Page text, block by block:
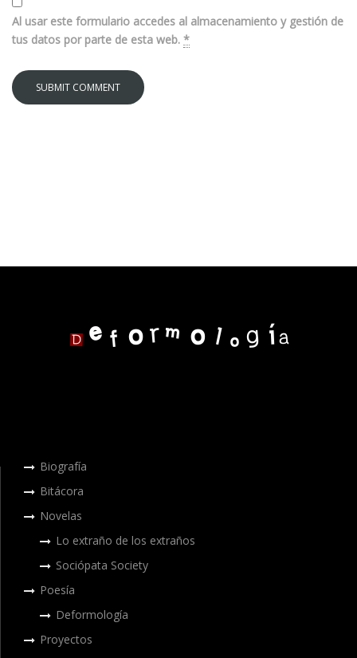
Al usar este formulario accedes al almacenamiento y gestión de
tus datos por parte de esta web. *
Biografía
Bitácora
Novelas
Lo extraño de los extraños
Sociópata Society
Poesía
Deformología
Proyectos